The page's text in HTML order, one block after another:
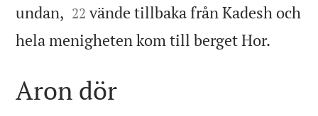
undan, 

22 vände tillbaka från Kadesh och
hela menigheten kom till berget Hor.
Aron dör